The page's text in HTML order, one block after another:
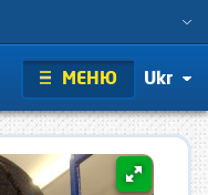
МЕНЮ Ukr